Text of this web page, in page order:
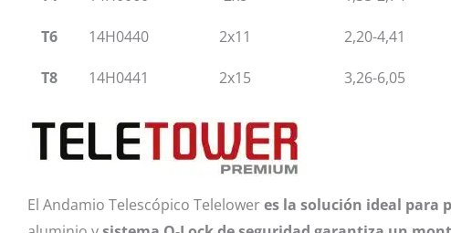
T6 14H0440 2x11 2,20-4,41
T8 14H0441 2x15 3,26-6,05
El Andamio Telescópico Teleloweres la solución ideal para